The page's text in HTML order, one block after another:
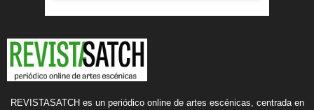
REVISTASATCH es un periódico online de artes escénicas, centrada en